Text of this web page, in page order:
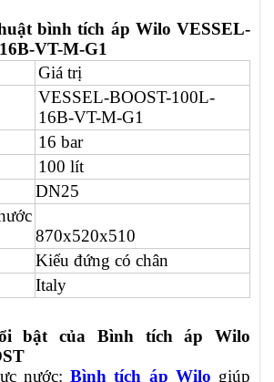
bình tích áp Wilo VESSEL-
VT-M-G1
Giá trị
VESSEL-BOOST-100L-
16B-VT-M-G1
16 bar
100 lít
DN25
870x520x510
Kiểu đứng có chân
Italy
bật của Bình tích áp Wilo
nước:Bình tích áp Wilo giúp